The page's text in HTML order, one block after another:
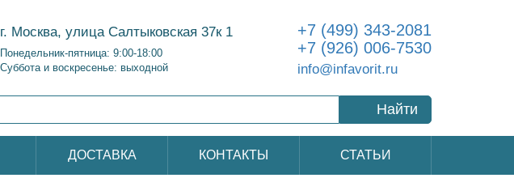
г. Москва, улица Салтыковская 37к 1
Понедельник-пятница: 9:00-18:00
Суббота и воскресенье: выходной
+7 (499) 343-2081
+7 (926) 006-7530
info@infavorit.ru
Найти
ДОСТАВКА КОНТАКТЫ СТАТЬИ